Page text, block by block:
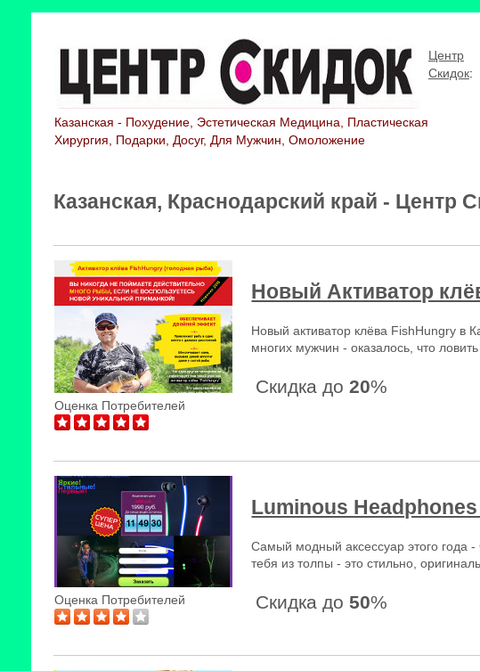
Центр
Скидок:
Казанская - Похудение, Эстетическая Медицина, Пластическая
Хирургия, Подарки, Досуг, Для Мужчин, Омоложение
Казанская, Краснодарский край - Центр
Оценка Потребителей
Новый Активатор
Новый активатор клёва FishHungry в
многих мужчин - оказалось, что
Скидка до20%
Оценка Потребителей
Luminous
Самый модный аксессуар этого года
тебя из толпы - это стильно,
Скидка до50%